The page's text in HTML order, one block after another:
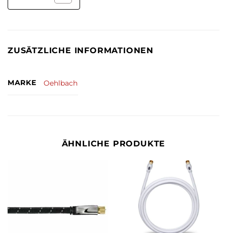
ZUSÄTZLICHE INFORMATIONEN
MARKE Oehlbach
ÄHNLICHE PRODUKTE